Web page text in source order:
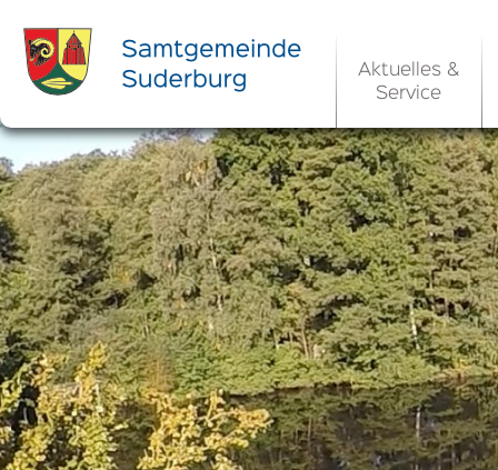
Aktuelles &
Service
Ortsrecht &
Rats- und
Aktuelle
Ortsrecht /
Allgemeine
Kommunale
EU-